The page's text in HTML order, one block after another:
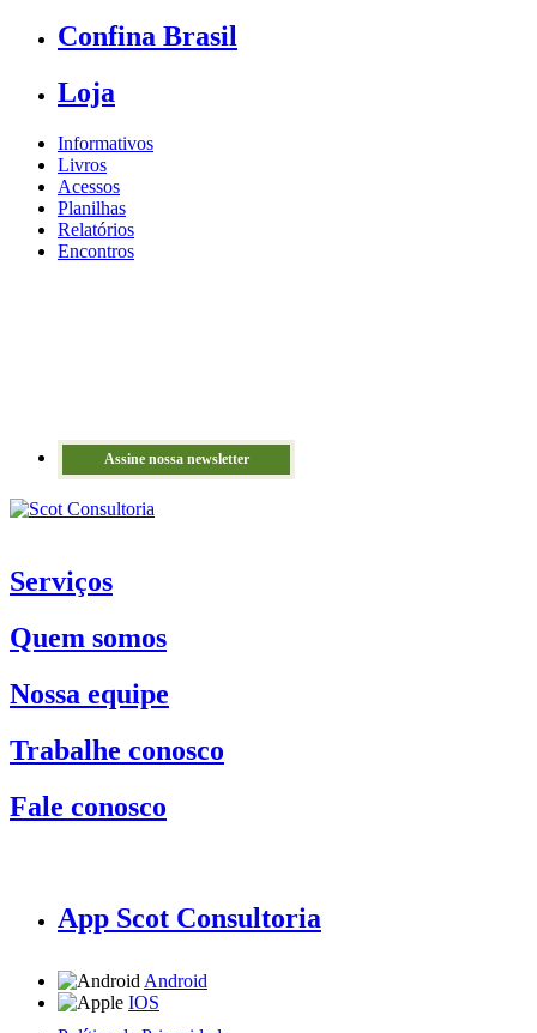
Confina Brasil
Loja
Informativos
Livros
Acessos
Planilhas
Relatórios
Encontros
Assine nossa newsletter
Serviços
Quem somos
Nossa equipe
Trabalhe conosco
Fale conosco
App Scot Consultoria
Android
IOS